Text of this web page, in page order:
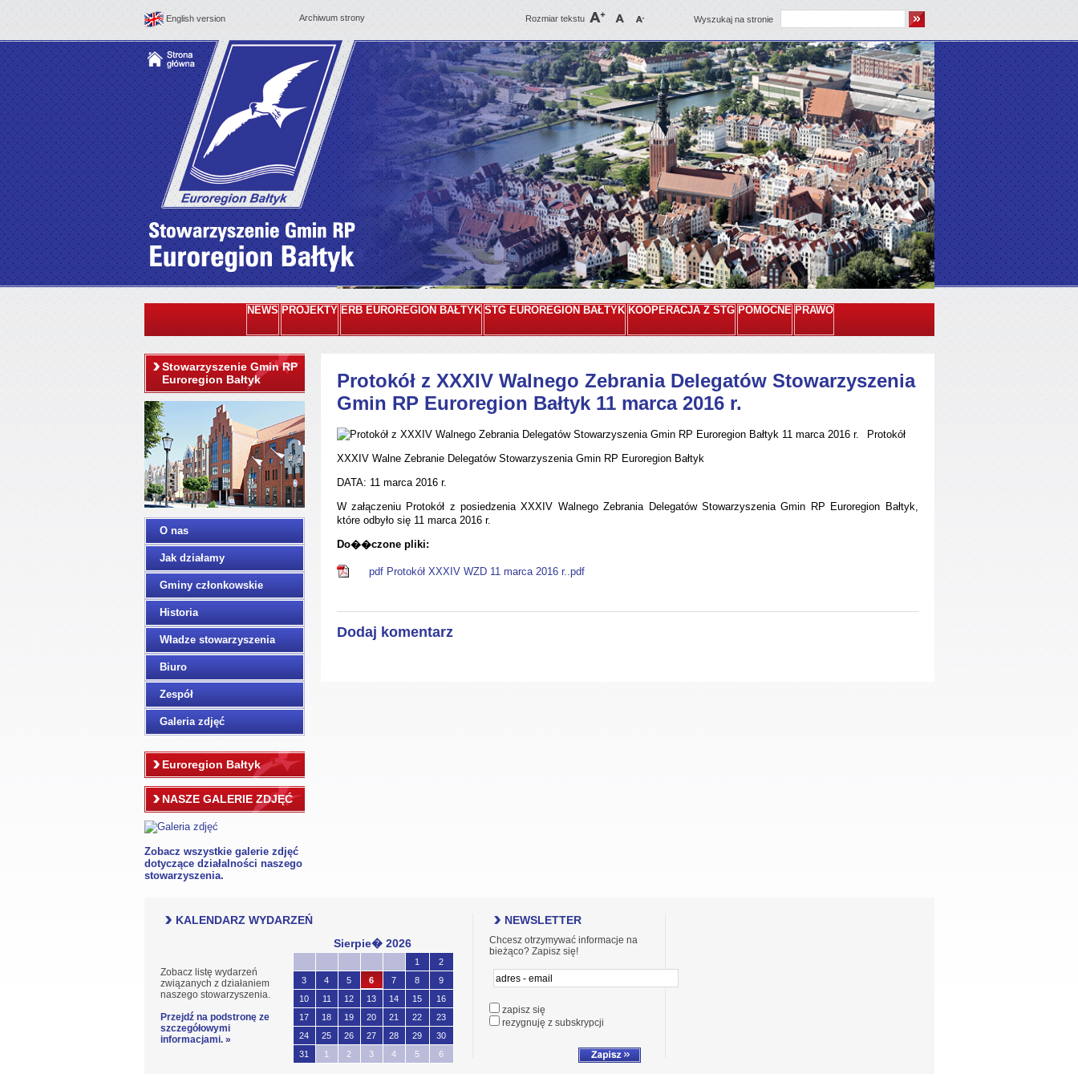
English version Archiwum strony Rozmiar tekstu Wyszukaj na stronie
NEWS PROJEKTY ERB EUROREGION BAŁTYK STG EUROREGION BAŁTYK KOOPERACJA Z STG POMOCNE PRAWO
Stowarzyszenie Gmin RP
Euroregion Bałtyk
O nas
Jak działamy
Gminy członkowskie
Historia
Władze stowarzyszenia
Biuro
Zespół
Galeria zdjęć
Euroregion Bałtyk
NASZE GALERIE ZDJĘĆ
Zobacz wszystkie galerie zdjęć
dotyczące działalności naszego
stowarzyszenia.
Protokół z XXXIV Walnego Zebrania Delegatów Stowarzyszenia
Gmin RP Euroregion Bałtyk 11 marca 2016 r.
Protokół
XXXIV Walne Zebranie Delegatów Stowarzyszenia Gmin RP Euroregion Bałtyk
DATA: 11 marca 2016 r.
W załączeniu Protokół z posiedzenia XXXIV Walnego Zebrania Delegatów Stowarzyszenia Gmin RP Euroregion Bałtyk,
które odbyło się 11 marca 2016 r.
Do��czone pliki:
pdf Protokół XXXIV WZD 11 marca 2016 r..pdf
Dodaj komentarz
KALENDARZ WYDARZEŃ
Zobacz listę wydarzeń
związanych z działaniem
naszego stowarzyszenia.
Przejdź na podstronę ze
szczegółowymi
informacjami. »
Sierpie� 2026
1
2
3
4 5 6 7 8
9
10
11 12 13 14 15
16
17
18 19 20 21 22
23
24
25 26 27 28 29
30
31
1 2 3 4 5 6
NEWSLETTER
Chcesz otrzymywać informacje na
bieżąco? Zapisz się!
zapisz się
rezygnuję z subskrypcji